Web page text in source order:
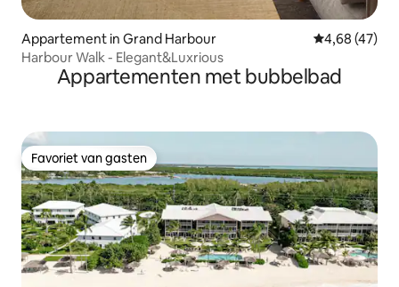
Appartement in Grand Harbour Gemiddelde
4,68 (47)
Harbour Walk - Elegant&Luxrious
Appartementen met bubbelbad
Favoriet van gasten
Favoriet van gasten